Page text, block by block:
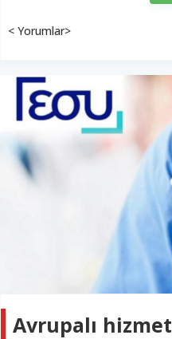
< Yorumlar>
Avrupalı hizmet